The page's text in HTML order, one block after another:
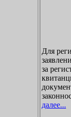
Для
заявление в
за
далее...